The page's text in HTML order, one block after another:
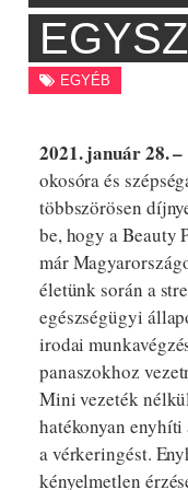
EGYÉB
2021. január 28. –
okosóra és
többszörösen
be, hogy a Beauty
már
életünk során a
egészségügyi
irodai
panaszokhoz
Mini vezeték
hatékonyan
a vérkeringést.
kényelmetlen